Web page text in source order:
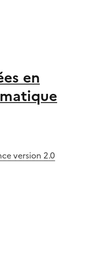
en
version 2.0